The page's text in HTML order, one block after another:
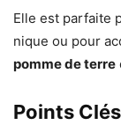
Elle est parfaite
nique ou pour
pomme de terre
Points Clés